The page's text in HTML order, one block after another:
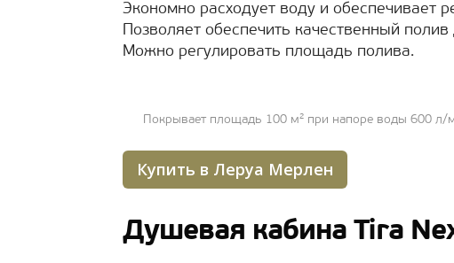
Экономно расходует воду и обеспечивает
Позволяет обеспечить качественный
Можно регулировать площадь полива.
Покрывает площадь 100 м² при напоре воды 600 л/
Купить в Леруа Мерлен
Душевая кабина Tira